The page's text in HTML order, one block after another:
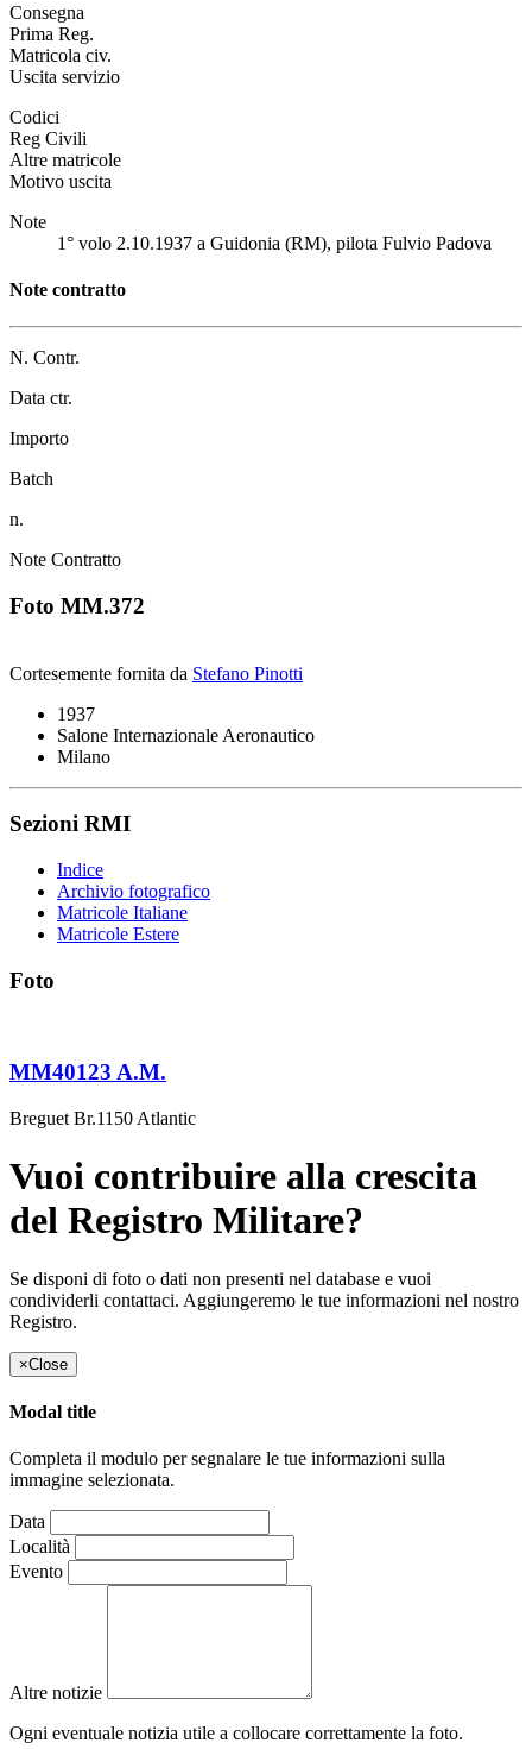
Consegna
Prima Reg.
Matricola civ.
Uscita servizio
Codici
Reg Civili
Altre matricole
Motivo uscita
Note
1° volo 2.10.1937 a Guidonia (RM), pilota Fulvio Padova
Note contratto
N. Contr.
Data ctr.
Importo
Batch
n.
Note Contratto
Foto MM.372
Cortesemente fornita da Stefano Pinotti
1937
Salone Internazionale Aeronautico
Milano
Sezioni RMI
Indice
Archivio fotografico
Matricole Italiane
Matricole Estere
Foto
MM40123 A.M.
Breguet Br.1150 Atlantic
Vuoi contribuire alla crescita
del Registro Militare?
Se disponi di foto o dati non presenti nel database e vuoi
condividerli contattaci. Aggiungeremo le tue informazioni nel nostro
Registro.
×Close
Modal title
Completa il modulo per segnalare le tue informazioni sulla
immagine selezionata.
Data
Località
Evento
Altre notizie
Ogni eventuale notizia utile a collocare correttamente la foto.